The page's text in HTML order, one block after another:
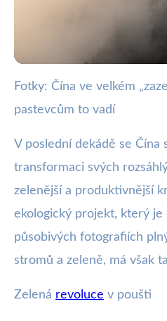
webya.cz
Čína Přeměňuje
Ekologický
Komplikacemi
Fotky: Čína ve velkém
pastevcům to vadí
V poslední dekádě se Čína
transformaci svých
zelenější a produktivnější
ekologický projekt, který je
působivých fotografiích
stromů a zeleně, má však
Zelená revoluce v poušti